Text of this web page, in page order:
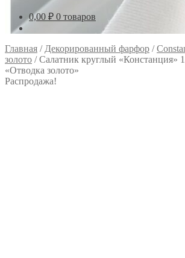
0,00 ₽ 0 товаров
Главная / Декорированный фарфор /
золото /Салатник круглый «Констанция»
«Отводка золото»
Распродажа!